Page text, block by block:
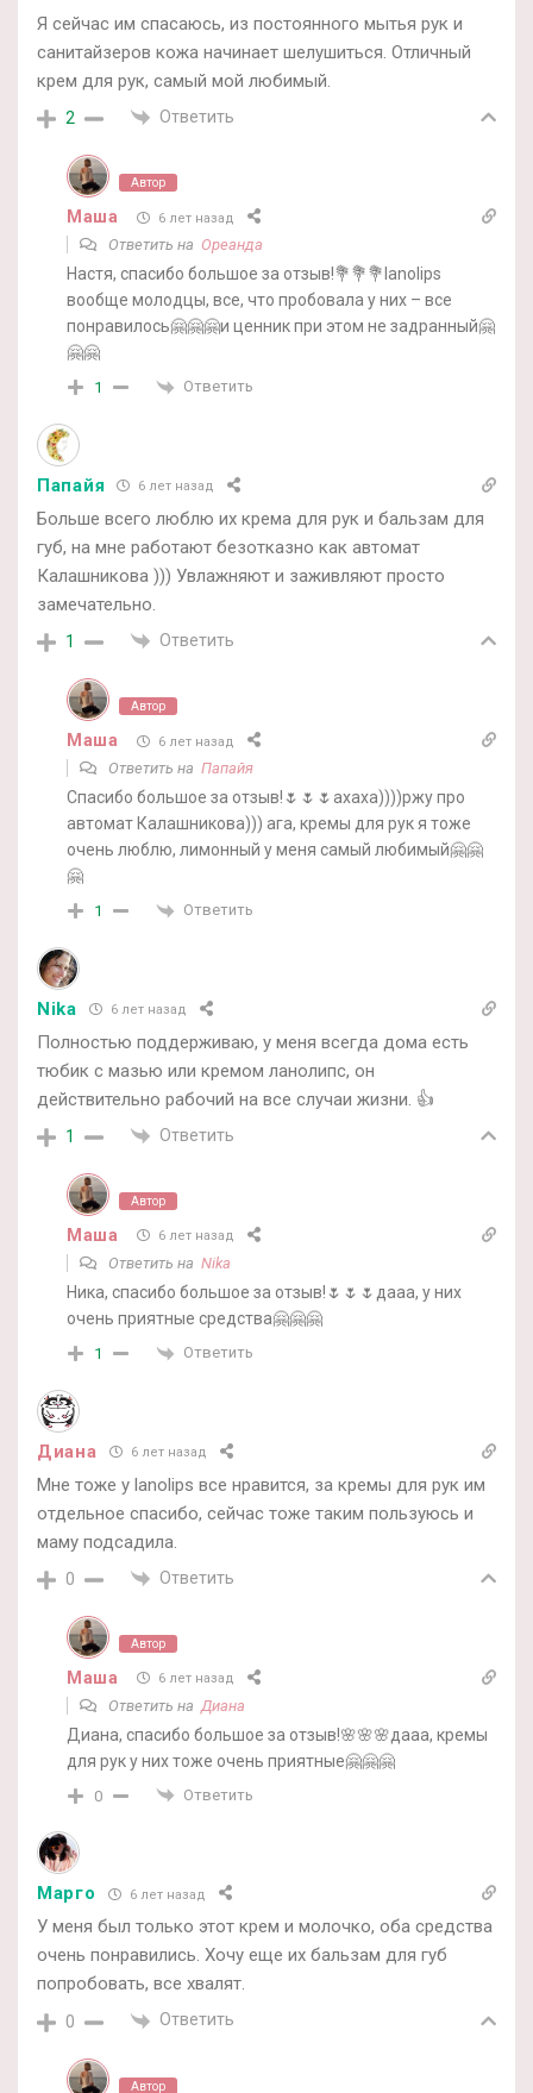
Я сейчас им спасаюсь, из постоянного мытья рук и
санитайзеров кожа начинает шелушиться. Отличный
крем для рук, самый мой любимый.
2 Ответить
Автор
Маша 6 лет назад
Ответить на Ореанда
Настя, спасибо большое за отзыв!💐💐💐lanolips
вообще молодцы, все, что пробовала у них – все
понравилось🤗🤗🤗и ценник при этом не задранный🤗
🤗🤗
1 Ответить
Папайя 6 лет назад
Больше всего люблю их крема для рук и бальзам для
губ, на мне работают безотказно как автомат
Калашникова ))) Увлажняют и заживляют просто
замечательно.
1 Ответить
Автор
Маша 6 лет назад
Ответить на Папайя
Спасибо большое за отзыв!🌷🌷🌷ахаха))))ржу про
автомат Калашникова))) ага, кремы для рук я тоже
очень люблю, лимонный у меня самый любимый🤗🤗
🤗
1 Ответить
Nika 6 лет назад
Полностью поддерживаю, у меня всегда дома есть
тюбик с мазью или кремом ланолипс, он
действительно рабочий на все случаи жизни. 👍
1 Ответить
Автор
Маша 6 лет назад
Ответить на Nika
Ника, спасибо большое за отзыв!🌷🌷🌷дааа, у них
очень приятные средства🤗🤗🤗
1 Ответить
Диана 6 лет назад
Мне тоже у lanolips все нравится, за кремы для рук им
отдельное спасибо, сейчас тоже таким пользуюсь и
маму подсадила.
0 Ответить
Автор
Маша 6 лет назад
Ответить на Диана
Диана, спасибо большое за отзыв!🌸🌸🌸дааа, кремы
для рук у них тоже очень приятные🤗🤗🤗
0 Ответить
Марго 6 лет назад
У меня был только этот крем и молочко, оба средства
очень понравились. Хочу еще их бальзам для губ
попробовать, все хвалят.
0 Ответить
Автор